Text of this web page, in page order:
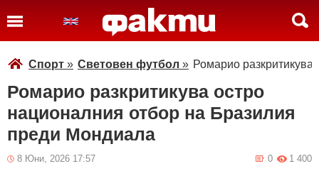
Спорт » Световен футбол » Ромарио
Ромарио разкритикува остро
националния отбор на Бразилия
преди Мондиала
8 Юни, 2026 17:57 1 400
0